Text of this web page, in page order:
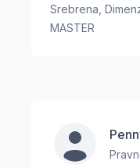
Srebrena,
MASTER